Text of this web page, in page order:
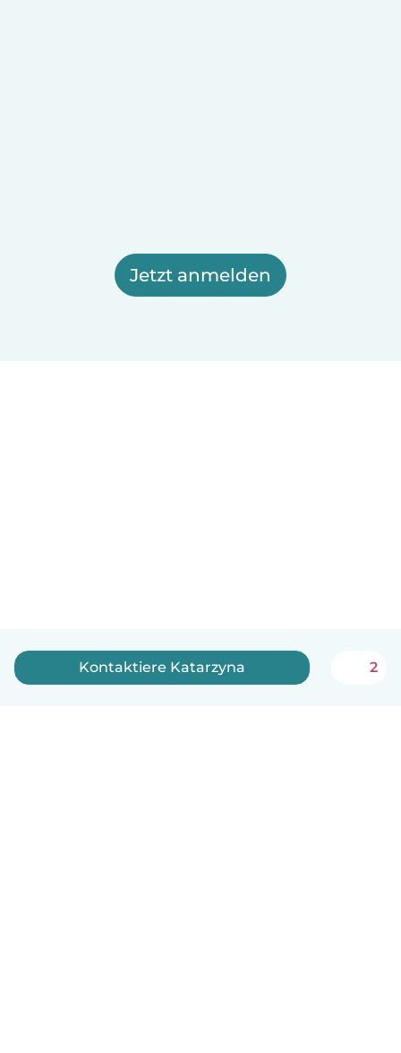
Jetzt anmelden
Kontaktiere Katarzyna 2